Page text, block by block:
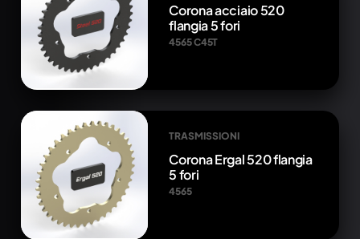
Corona acciaio 520
flangia 5 fori
4565 C45T
TRASMISSIONI
Corona Ergal 520 flangia
5 fori
4565